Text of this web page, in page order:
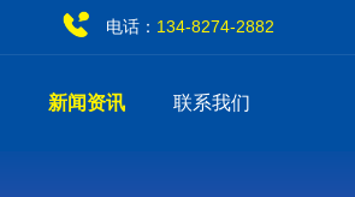
134-8274-2882
电话：
新闻资讯 联系我们